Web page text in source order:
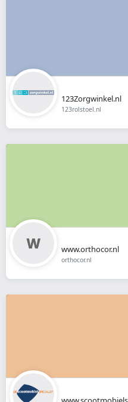
123Zorgwinkel.nl
123rolstoel.nl
www.orthocor.nl
orthocor.nl